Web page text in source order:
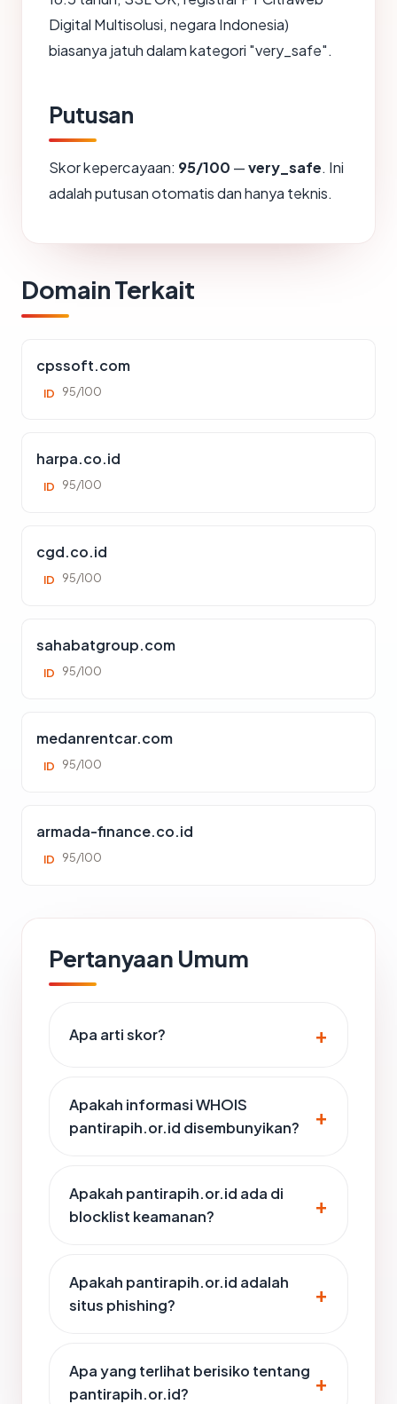
Digital Multisolusi, negara Indonesia)
biasanya jatuh dalam kategori "very_safe".
Putusan
Skor kepercayaan: 95/100 —very_safe. Ini
adalah putusan otomatis dan hanya teknis.
Domain Terkait
cpssoft.com
ID 95/100
harpa.co.id
ID 95/100
cgd.co.id
ID 95/100
sahabatgroup.com
ID 95/100
medanrentcar.com
ID 95/100
armada-finance.co.id
ID 95/100
Pertanyaan Umum
Apa arti skor?
Apakah informasi WHOIS
pantirapih.or.id disembunyikan?
Apakah pantirapih.or.id ada di
blocklist keamanan?
Apakah pantirapih.or.id adalah
situs phishing?
Apa yang terlihat berisiko tentang
pantirapih.or.id?